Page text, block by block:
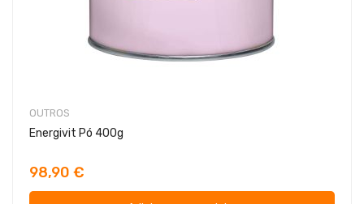
OUTROS
Energivit Pó 400g
98,90 €